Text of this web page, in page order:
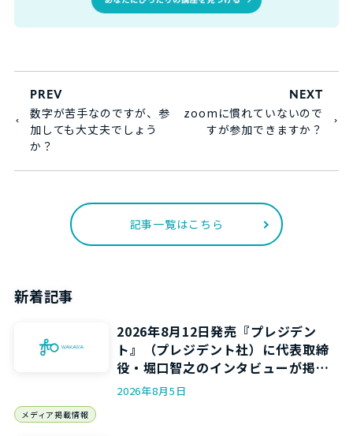
PREV
数字が苦手なのですが、参
加しても大丈夫でしょう
か？
NEXT
zoomに慣れていないので
すが参加できますか？
記事一覧はこちら
新着記事
2026年8月12日発売『プレジデン
ト』（プレジデント社）に代表取締
役・堀口智之のインタビューが掲載
されます
2026年8月5日
メディア掲載情報